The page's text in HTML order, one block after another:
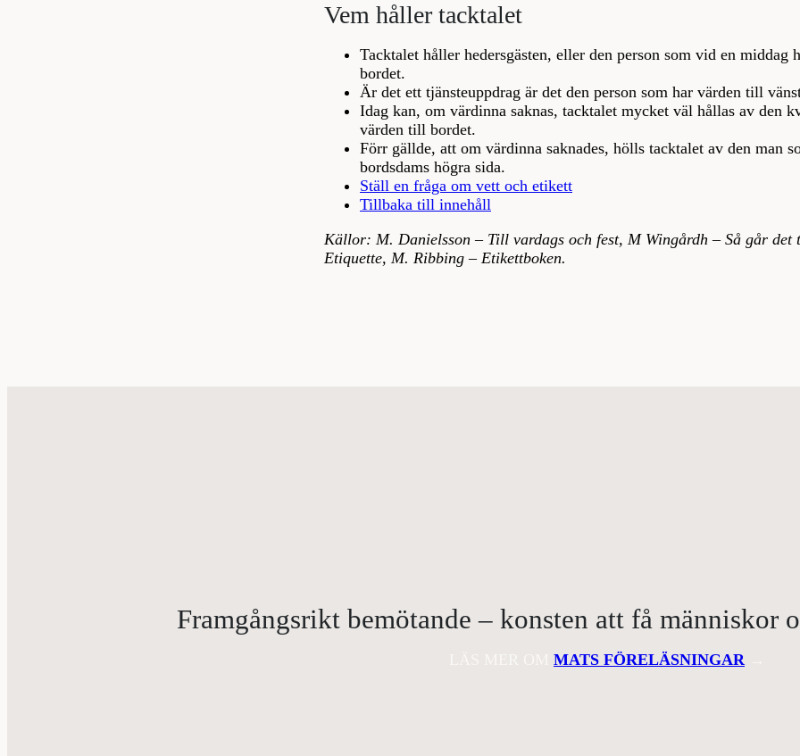
Vem håller tacktalet
Tacktalet håller hedersgästen, eller den person som vid en middag
bordet.
Är det ett tjänsteuppdrag är det den person som har värden till
Idag kan, om värdinna saknas, tacktalet mycket väl hållas av den
värden till bordet.
Förr gällde, att om värdinna saknades, hölls tacktalet av den man
bordsdams högra sida.
Ställ en fråga om vett och etikett
Tillbaka till innehåll
Källor: M. Danielsson – Till vardags och fest, M Wingårdh – Så går det
Etiquette, M. Ribbing – Etikettboken.
Framgångsrikt bemötande – konsten att få människor
MATS FÖRELÄSNINGAR→